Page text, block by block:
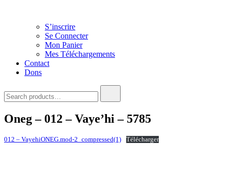
S’inscrire
Se Connecter
Mon Panier
Mes Téléchargements
Contact
Dons
for:
Oneg – 012 – Vaye’hi – 5785
012 – VayehiONEG.mod-2_compressed(1) Télécharger